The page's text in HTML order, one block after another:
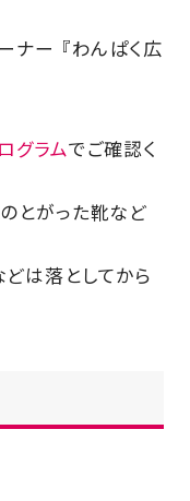
ナー 『わんぱく広
グラムでご確認く
とがった靴など
は落としてから